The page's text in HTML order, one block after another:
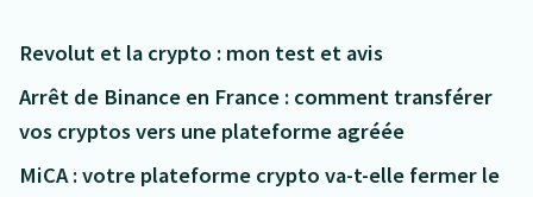
Revolut et la crypto : mon test et avis
Arrêt de Binance en France : comment transférer
vos cryptos vers une plateforme agréée
MiCA : votre plateforme crypto va-t-elle fermer le